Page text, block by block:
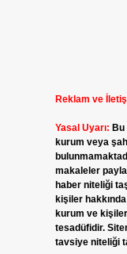
Reklam ve
Yasal Uyarı:
kurum veya
makaleler
haber niteliği
kişiler
kurum ve
tesadüfidir.
tavsiye niteliği